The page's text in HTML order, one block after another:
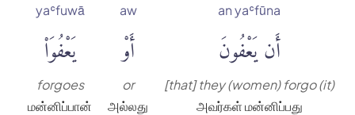
an yaʿfūna
أَن يَعْفُونَ
[that] they (women) forgo (it)
அவர்கள் மன்னிப்பது
aw
أَوْ
or
அல்லது
yaʿfuwā
يَعْفُوَا۟
forgoes
மன்னிப்பான்